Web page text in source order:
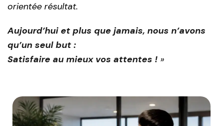
orientée résultat.
Aujourd’hui et plus que jamais, nous n’avons
qu’un seul but :
Satisfaire au mieux vos attentes ! »